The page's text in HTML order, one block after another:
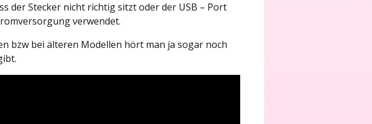
der Stecker nicht richtig sitzt oder der USB – Port
verwendet.
bzw bei älteren Modellen hört man ja sogar noch